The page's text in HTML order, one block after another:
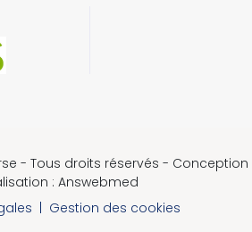
- Tous droits réservés - Conception
: Answebmed
| Gestion des cookies